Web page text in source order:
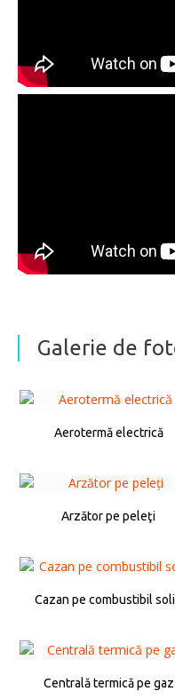
Galerie de
Aerotermă electrică
Arzător pe peleţi
Cazan pe combustibil
Centrală termică pe gaz